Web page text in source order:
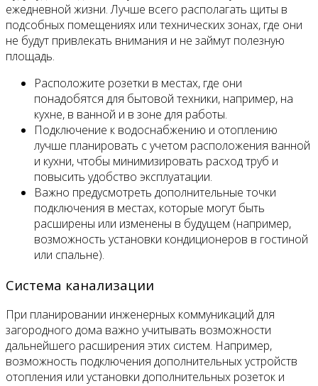
ежедневной жизни. Лучше всего располагать щиты в
подсобных помещениях или технических зонах, где они
не будут привлекать внимания и не займут полезную
площадь.
Расположите розетки в местах, где они
понадобятся для бытовой техники, например, на
кухне, в ванной и в зоне для работы.
Подключение к водоснабжению и отоплению
лучше планировать с учетом расположения ванной
и кухни, чтобы минимизировать расход труб и
повысить удобство эксплуатации.
Важно предусмотреть дополнительные точки
подключения в местах, которые могут быть
расширены или изменены в будущем (например,
возможность установки кондиционеров в гостиной
или спальне).
Система канализации
При планировании инженерных коммуникаций для
загородного дома важно учитывать возможности
дальнейшего расширения этих систем. Например,
возможность подключения дополнительных устройств
отопления или установки дополнительных розеток и